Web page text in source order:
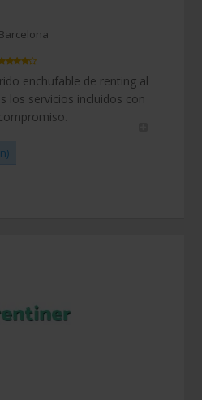
enchufable de renting al
los servicios incluidos con